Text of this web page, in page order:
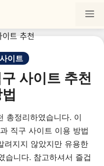
이트
사이트 추천
총정리하였습니다. 이
직구 사이트 이용 방법
려지지 않았지만 유용한
습니다. 참고하셔서 즐겁